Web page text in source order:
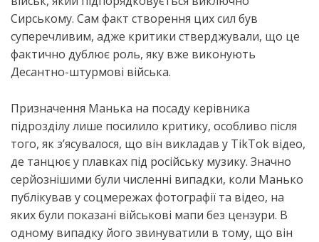
Сирському. Сам факт створення цих сил був
суперечливим, адже критики стверджували, що це
фактично дублює роль, яку вже виконують
Десантно-штурмові війська.
Призначення Манька на посаду керівника
підрозділу лише посилило критику, особливо після
того, як з’ясувалося, що він викладав у TikTok відео,
де танцює у плавках під російську музику. Значно
серйознішими були численні випадки, коли Манько
публікував у соцмережах фотографії та відео, на
яких були показані військові мапи без цензури. В
одному випадку його звинуватили в тому, що він